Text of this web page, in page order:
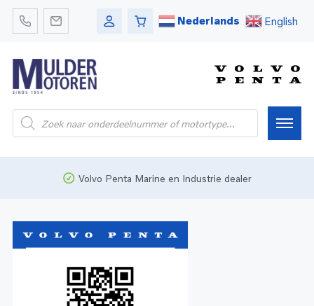
Nederlands English
Onderdelen
Bedrijfsvaart
Volvo Penta Marine en Industrie dealer